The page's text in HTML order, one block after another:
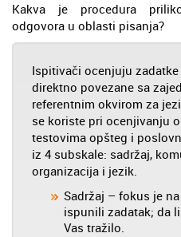
Kakva je procedura
odgovora u oblasti pisanja?
Ispitivači ocenjuju
direktno povezane sa
referentnim okvirom za
se koriste pri ocenjivanju
testovima opšteg i
iz 4 subskale: sadržaj,
organizacija i jezik.
Sadržaj – fokus je
ispunili zadatak; da
Vas tražilo.